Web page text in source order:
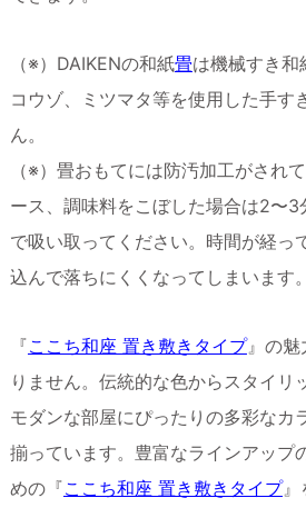
（※）DAIKENの和紙畳は機械すき和
コウゾ、ミツマタ等を使用した手す
ん。
（※）畳おもてには防汚加工がされ
ース、調味料をこぼした場合は2〜
で吸い取ってください。時間が経っ
込んで落ちにくくなってしまいます。
『ここち和座 置き敷きタイプ』の魅
りません。伝統的な色からスタイリ
モダンな部屋にぴったりの多彩なカ
揃っています。豊富なラインアップ
めの『ここち和座 置き敷きタイプ』